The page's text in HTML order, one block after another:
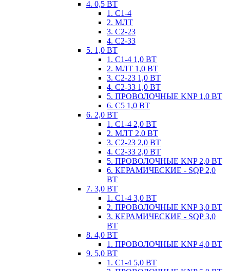
4. 0,5 ВТ
1. С1-4
2. МЛТ
3. С2-23
4. С2-33
5. 1,0 ВТ
1. С1-4 1,0 ВТ
2. МЛТ 1,0 ВТ
3. С2-23 1,0 ВТ
4. С2-33 1,0 ВТ
5. ПРОВОЛОЧНЫЕ KNP 1,0 ВТ
6. С5 1,0 ВТ
6. 2,0 ВТ
1. С1-4 2,0 ВТ
2. МЛТ 2,0 ВТ
3. С2-23 2,0 ВТ
4. С2-33 2,0 ВТ
5. ПРОВОЛОЧНЫЕ KNP 2,0 ВТ
6. КЕРАМИЧЕСКИЕ - SQP 2,0
ВТ
7. 3,0 ВТ
1. С1-4 3,0 ВТ
2. ПРОВОЛОЧНЫЕ KNP 3,0 ВТ
3. КЕРАМИЧЕСКИЕ - SQP 3,0
ВТ
8. 4,0 ВТ
1. ПРОВОЛОЧНЫЕ KNP 4,0 ВТ
9. 5,0 ВТ
1. С1-4 5,0 ВТ